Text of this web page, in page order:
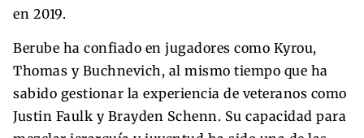
en 2019.
Berube ha confiado en jugadores como Kyrou,
Thomas y Buchnevich, al mismo tiempo que ha
sabido gestionar la experiencia de veteranos como
Justin Faulk y Brayden Schenn. Su capacidad para